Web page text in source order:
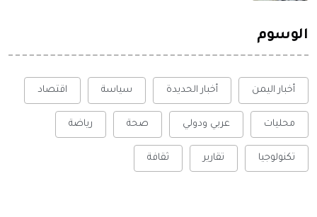
الوسوم
أخبار اليمن أخبار الحديدة سياسة اقتصاد
محليات عربي ودولي صحة رياضة
تكنولوجيا تقارير ثقافة